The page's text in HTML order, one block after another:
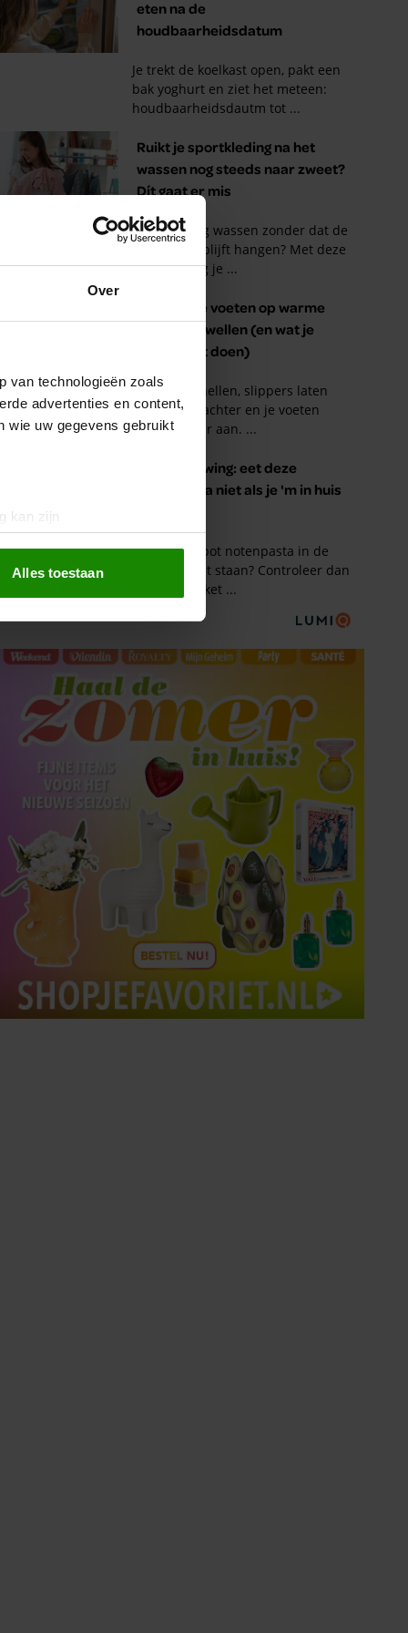
Over
van technologieën zoals
advertenties en content,
wie uw gegevens gebruikt
kan zijn
te bieden en om ons
partners voor social
die u aan ze heeft
met onze cookies als u
Alles toestaan